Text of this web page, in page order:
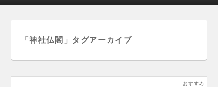
「神社仏閣 」タグアーカイブ
おすすめ